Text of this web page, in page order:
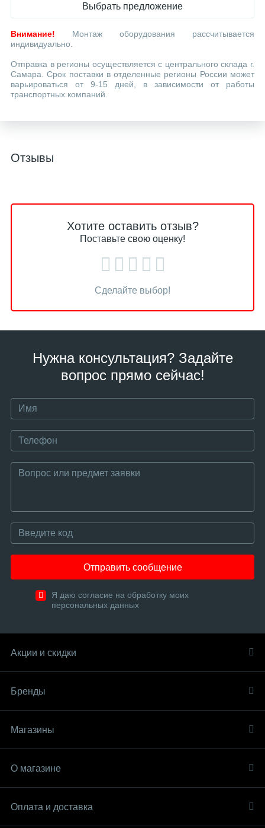
Выбрать предложение
Внимание! Монтаж оборудования рассчитывается
индивидуально.
Отправка в регионы осуществляется с центрального склада г.
Самара. Срок поставки в отделенные регионы России может
варьироваться от 9-15 дней, в зависимости от работы
транспортных компаний.
Отзывы
Хотите оставить отзыв?
Поставьте свою оценку!
Сделайте выбор!
Нужна консультация? Задайте
вопрос прямо сейчас!
Отправить сообщение
Я даю согласие на обработку моих
персональных данных
Акции и скидки
Бренды
Магазины
О магазине
Оплата и доставка